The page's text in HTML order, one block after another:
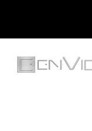
contenido